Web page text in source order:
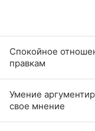
Спокойное
правкам
Умение
свое мнение